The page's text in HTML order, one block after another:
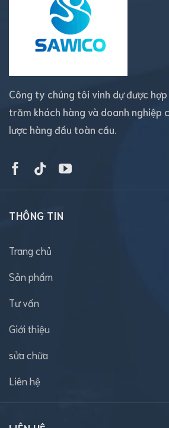
Công ty chúng tôi vinh dự được
trăm khách hàng và doanh nghiệp
lược hàng đầu toàn cầu.
THÔNG TIN
Trang chủ
Sản phẩm
Tư vấn
Giới thiệu
sửa chữa
Liên hệ